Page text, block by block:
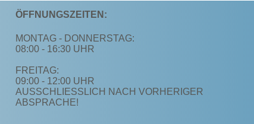
ÖFFNUNGSZEITEN:
MONTAG - DONNERSTAG:
08:00 - 16:30 UHR
FREITAG:
09:00 - 12:00 UHR
AUSSCHLIESSLICH NACH VORHERIGER A
BSPRACHE!